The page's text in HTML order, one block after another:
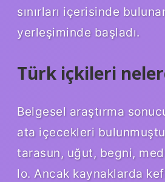
sınırları içerisinde
yerleşiminde başladı.
Türk içkileri
Belgesel araştırma
ata içecekleri
tarasun, uğut, begni,
lo. Ancak kaynaklarda